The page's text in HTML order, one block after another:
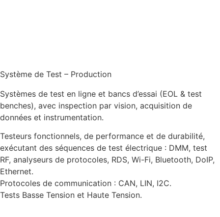
Système de Test – Production
Systèmes de test en ligne et bancs d’essai (EOL & test
benches), avec inspection par vision, acquisition de
données et instrumentation.
Testeurs fonctionnels, de performance et de durabilité,
exécutant des séquences de test électrique : DMM, test
RF, analyseurs de protocoles, RDS, Wi-Fi, Bluetooth, DoIP,
Ethernet.
Protocoles de communication : CAN, LIN, I2C.
Tests Basse Tension et Haute Tension.